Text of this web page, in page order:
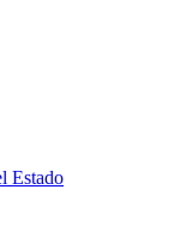
Estado